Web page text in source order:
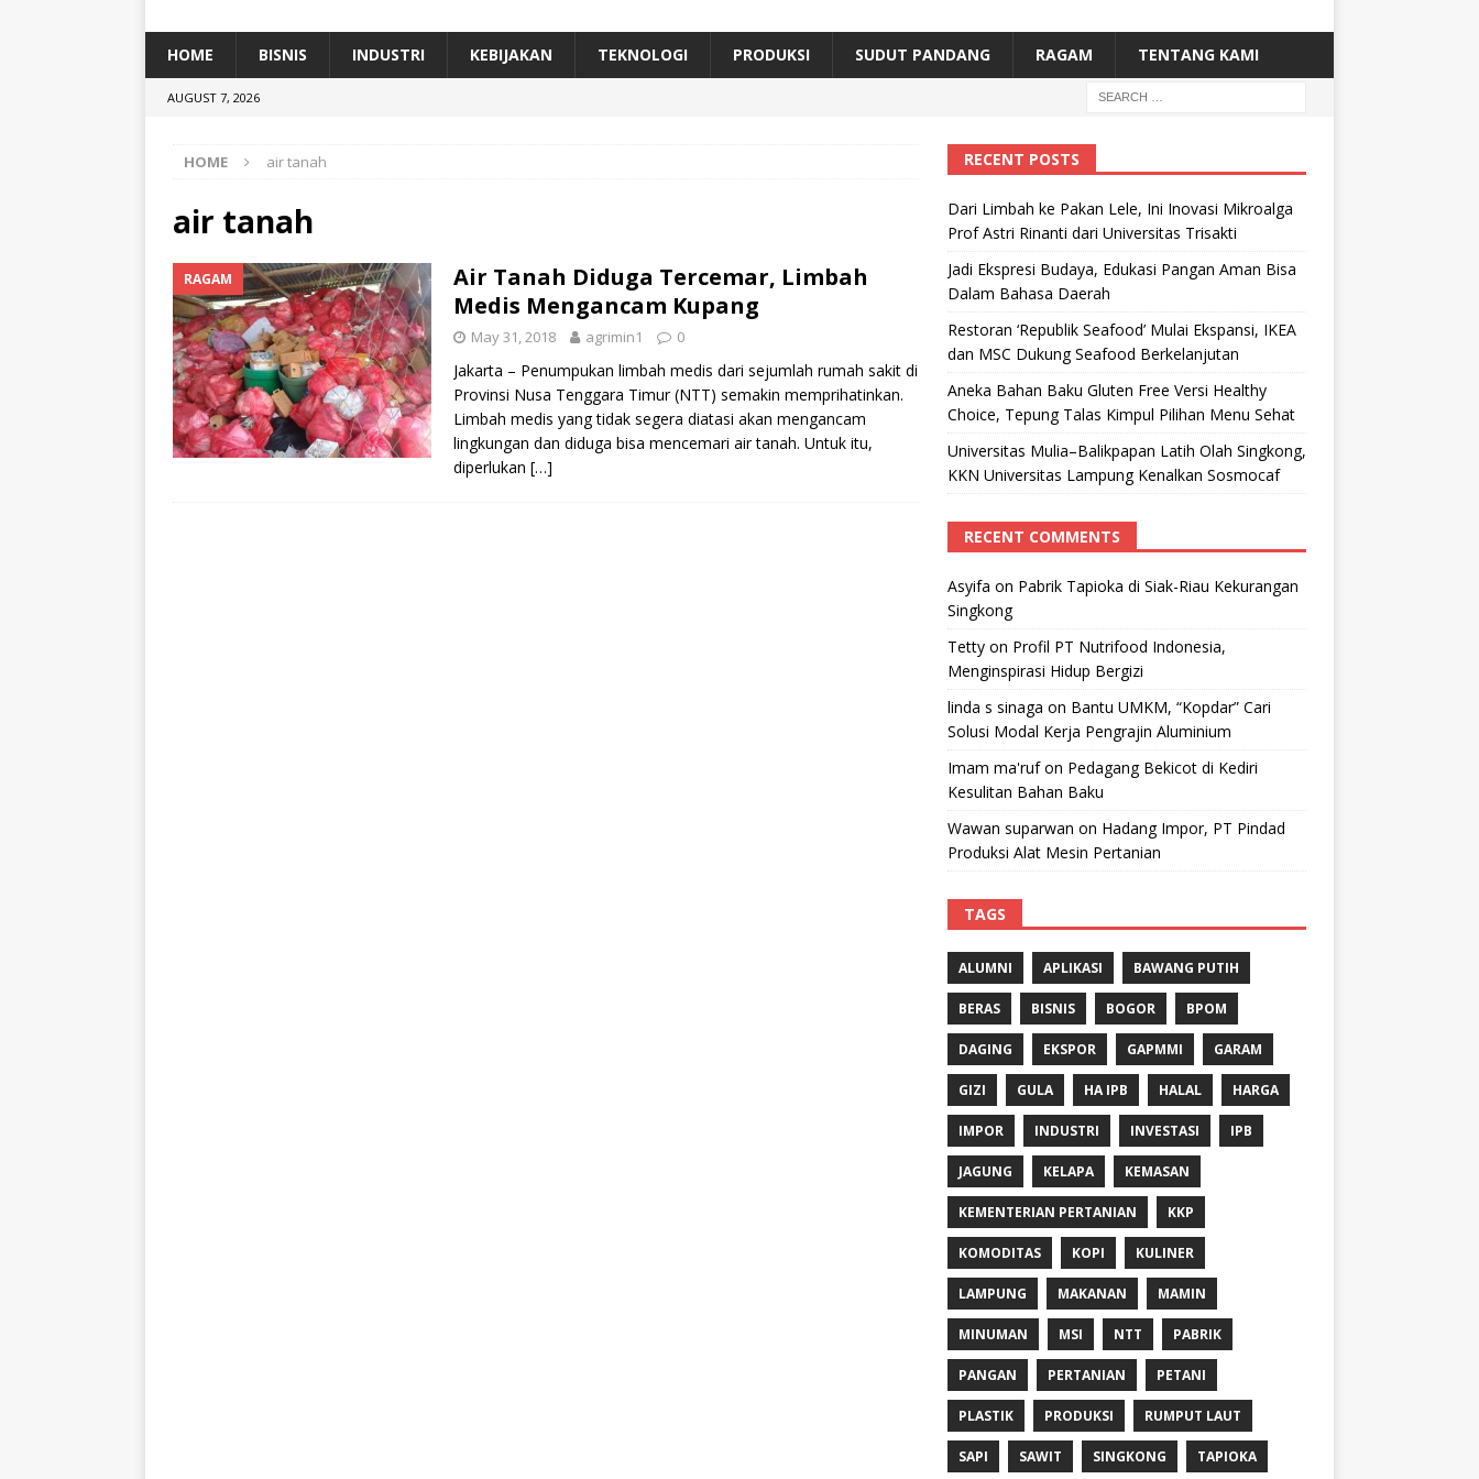
[ July 11, 2026 ] Dari Limbah ke Pakan Lele, Ini Inovasi Mikroalga Prof Astri Rinanti dari Universitas Trisakti
HOME BISNIS INDUSTRI KEBIJAKAN TEKNOLOGI PRODUKSI SUDUT PANDANG RAGAM TENTANG KAMI
AUGUST 7, 2026
HOME air tanah
air tanah
RAGAM
Air Tanah Diduga Tercemar, Limbah
Medis Mengancam Kupang
May 31, 2018 agrimin1 0
Jakarta – Penumpukan limbah medis dari sejumlah rumah sakit di
Provinsi Nusa Tenggara Timur (NTT) semakin memprihatinkan.
Limbah medis yang tidak segera diatasi akan mengancam
lingkungan dan diduga bisa mencemari air tanah. Untuk itu,
diperlukan […]
RECENT POSTS
Dari Limbah ke Pakan Lele, Ini Inovasi Mikroalga
Prof Astri Rinanti dari Universitas Trisakti
Jadi Ekspresi Budaya, Edukasi Pangan Aman Bisa
Dalam Bahasa Daerah
Restoran ‘Republik Seafood’ Mulai Ekspansi, IKEA
dan MSC Dukung Seafood Berkelanjutan
Aneka Bahan Baku Gluten Free Versi Healthy
Choice, Tepung Talas Kimpul Pilihan Menu Sehat
Universitas Mulia–Balikpapan Latih Olah Singkong,
KKN Universitas Lampung Kenalkan Sosmocaf
RECENT COMMENTS
Asyifa on Pabrik Tapioka di Siak-Riau Kekurangan
Singkong
Tettyon Profil PT Nutrifood Indonesia,
Menginspirasi Hidup Bergizi
linda s sinaga on Bantu UMKM, “Kopdar” Cari
Solusi Modal Kerja Pengrajin Aluminium
Imam ma'rufon Pedagang Bekicot di Kediri
Kesulitan Bahan Baku
Wawan suparwan on Hadang Impor, PT Pindad
Produksi Alat Mesin Pertanian
TAGS
ALUMNI APLIKASI BAWANG PUTIH
BERAS BISNIS BOGOR BPOM
DAGING EKSPOR GAPMMI GARAM
GIZI GULA HA IPB HALAL HARGA
IMPOR INDUSTRI INVESTASI IPB
JAGUNG KELAPA KEMASAN
KEMENTERIAN PERTANIAN KKP
KOMODITAS KOPI KULINER
LAMPUNG MAKANAN MAMIN
MINUMAN MSI NTT PABRIK
PANGAN PERTANIAN PETANI
PLASTIK PRODUKSI RUMPUT LAUT
SAPI SAWIT SINGKONG TAPIOKA